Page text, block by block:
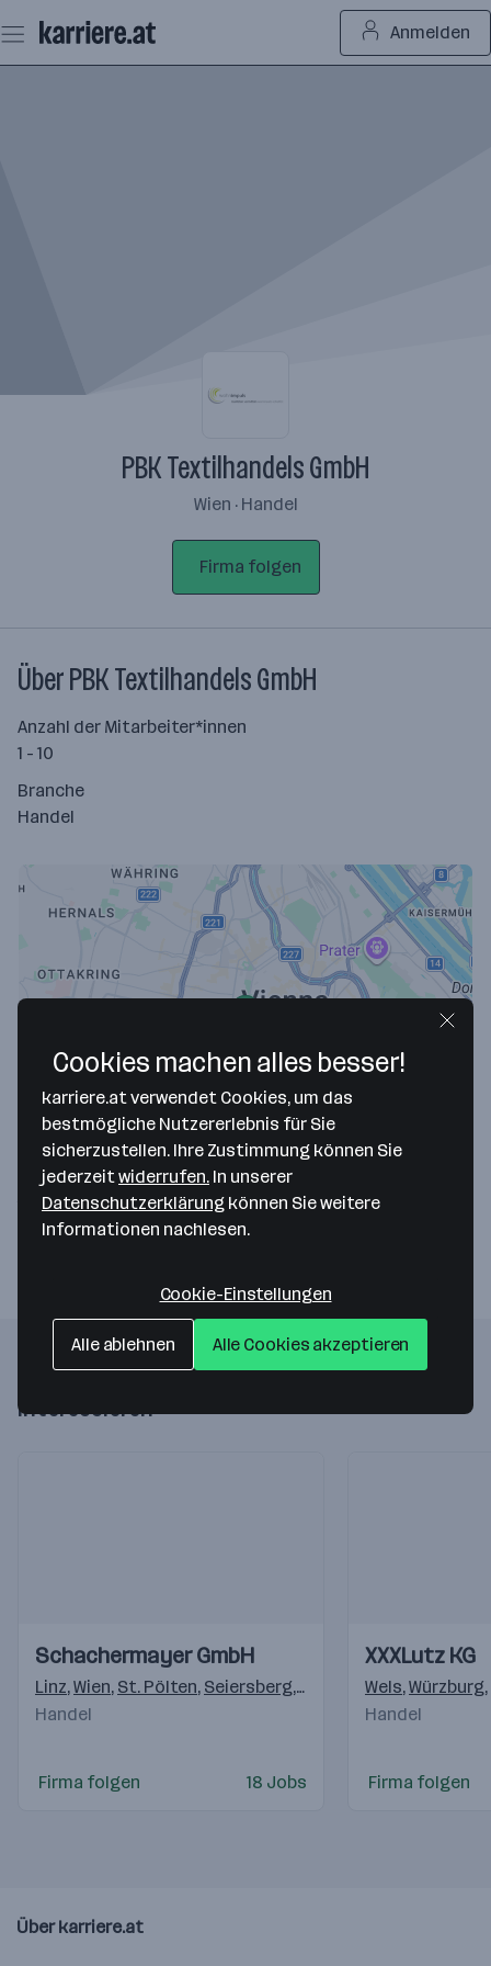
Seiteninhalt
springen
Anmelden
PBK Textilhandels GmbH
Wien · Handel
Firma folgen
Über PBK Textilhandels GmbH
Anzahl der Mitarbeiter*innen
1 - 10
Branche
Handel
Map data ©2026 Google
PBK Textilhandels GmbH
Mariahilfer Straße 19-21/11
1060 Wien— Route berechnen
Folgende Firmen könnten dich auch
interessieren
Videos
Einblicke
Einblicke
Schachermayer GmbH
Linz,Wien, St. Pölten, Seiersberg,Villach Innsbruck,
Handel
Firma folgen 18 Jobs
Videos
Einblicke
Einblicke
XXXLutz KG
Wels,Würzburg,
Handel
Firma folgen
Über karriere.at
Cookies machen alles besser!
karriere.at verwendet Cookies, um das
bestmögliche Nutzererlebnis für Sie
sicherzustellen. Ihre Zustimmung können Sie
jederzeit widerrufen. In unserer
Datenschutzerklärung können Sie weitere
Informationen nachlesen.
Cookie-Einstellungen
Alle ablehnen Alle Cookies akzeptieren